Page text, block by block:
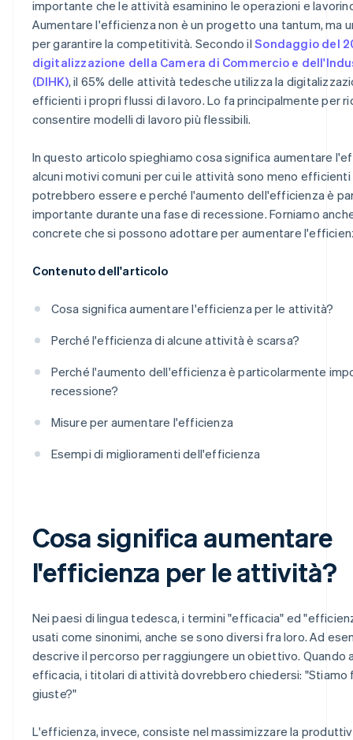
artificiale
Edilizia: gestione mobile dei progetti
importante che le attività esaminino le operazioni e
Aumentare l'efficienza non è un progetto una tantum, ma
per garantire la competitività. Secondo ilSondaggio del
digitalizzazione della Camera di Commercio e
(DIHK), il 65% delle attività tedesche utilizza la
efficienti i propri flussi di lavoro. Lo fa principalmente per
consentire modelli di lavoro più flessibili.
In questo articolo spieghiamo cosa significa aumentare
alcuni motivi comuni per cui le attività sono meno
potrebbero essere e perché l'aumento dell'efficienza è
importante durante una fase di recessione. Forniamo
concrete che si possono adottare per aumentare
Contenuto dell'articolo
Cosa significa aumentare l'efficienza per le attività?
Perché l'efficienza di alcune attività è scarsa?
Perché l'aumento dell'efficienza è particolarmente
recessione?
Misure per aumentare l'efficienza
Esempi di miglioramenti dell'efficienza
Cosa significa aumentare
l'efficienza per le attività?
Nei paesi di lingua tedesca, i termini "efficacia" ed
usati come sinonimi, anche se sono diversi fra loro. Ad
descrive il percorso per raggiungere un obiettivo. Quando
efficacia, i titolari di attività dovrebbero chiedersi: "Stiamo
giuste?"
L'efficienza, invece, consiste nel massimizzare la